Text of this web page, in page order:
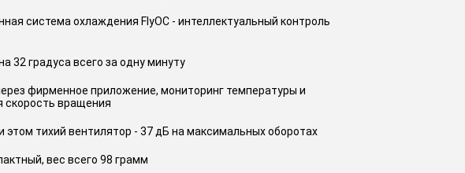
система охлаждения FlyOC - интеллектуальный контроль
32 градуса всего за одну минуту
фирменное приложение, мониторинг температуры и
скорость вращения
этом тихий вентилятор - 37 дБ на макcимальных оборотах
вес всего 98 грамм